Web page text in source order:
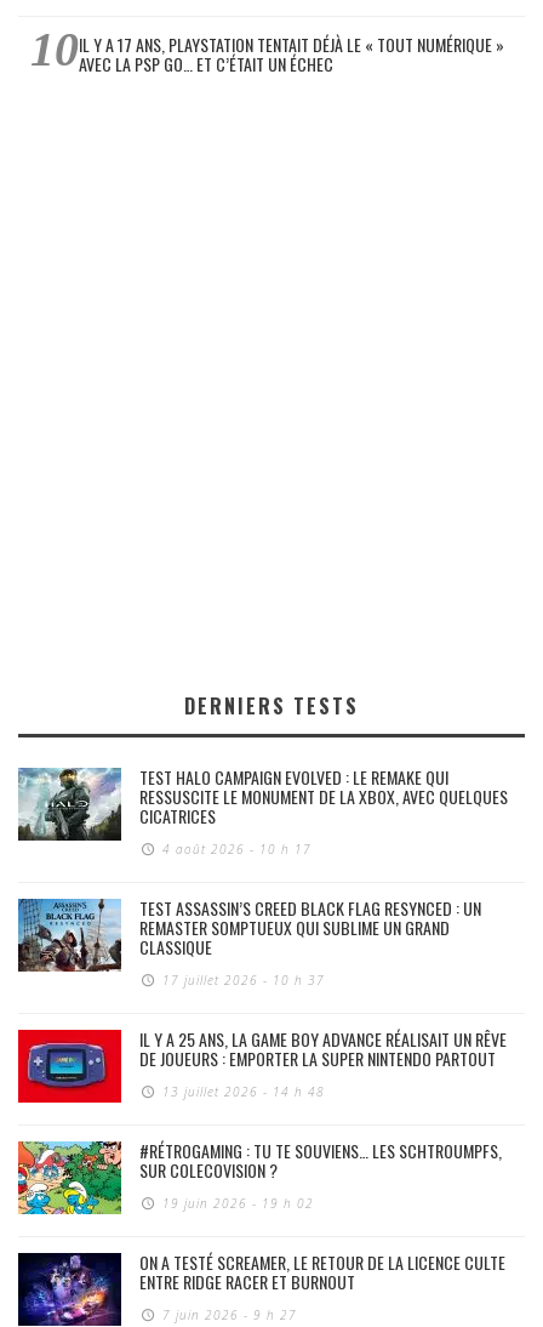
IL Y A 17 ANS, PLAYSTATION TENTAIT DÉJÀ LE « TOUT NUMÉRIQUE »
AVEC LA PSP GO… ET C’ÉTAIT UN ÉCHEC
DERNIERS TESTS
TEST HALO CAMPAIGN EVOLVED : LE REMAKE QUI
RESSUSCITE LE MONUMENT DE LA XBOX, AVEC QUELQUES
CICATRICES
4 août 2026 - 10 h 17
TEST ASSASSIN’S CREED BLACK FLAG RESYNCED : UN
REMASTER SOMPTUEUX QUI SUBLIME UN GRAND
CLASSIQUE
17 juillet 2026 - 10 h 37
IL Y A 25 ANS, LA GAME BOY ADVANCE RÉALISAIT UN RÊVE
DE JOUEURS : EMPORTER LA SUPER NINTENDO PARTOUT
13 juillet 2026 - 14 h 48
#RÉTROGAMING : TU TE SOUVIENS… LES SCHTROUMPFS,
SUR COLECOVISION ?
19 juin 2026 - 19 h 02
ON A TESTÉ SCREAMER, LE RETOUR DE LA LICENCE CULTE
ENTRE RIDGE RACER ET BURNOUT
7 juin 2026 - 9 h 27